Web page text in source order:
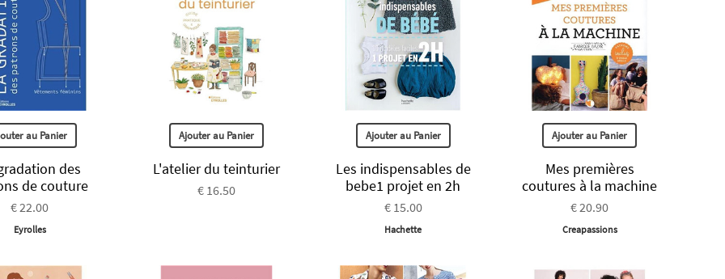
au Panier
des
de couture
€ 22.00
Eyrolles
Ajouter au Panier
L'atelier du teinturier
€ 16.50
Ajouter au Panier
Les indispensables de
bebe1 projet en 2h
€ 15.00
Hachette
Ajouter au Panier
Mes premières
coutures à la machine
€ 20.90
Creapassions